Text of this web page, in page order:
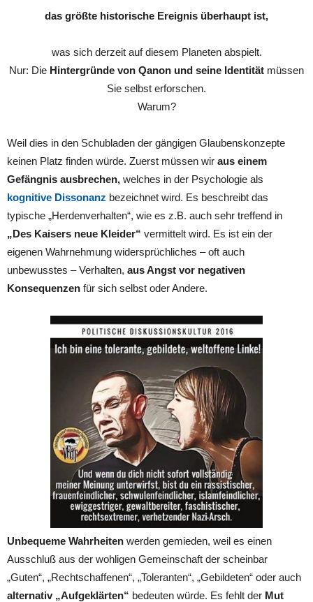
das größte historische Ereignis überhaupt ist,
was sich derzeit auf diesem Planeten abspielt.
Nur: Die Hintergründe von Qanon und seine Identität müssen
Sie selbst erforschen.
Warum?
Weil dies in den Schubladen der gängigen Glaubenskonzepte
keinen Platz finden würde. Zuerst müssen wir aus einem
Gefängnis ausbrechen, welches in der Psychologie als
kognitive Dissonanz bezeichnet wird. Es beschreibt das
typische „Herdenverhalten“, wie es z.B. auch sehr treffend in
„Des Kaisers neue Kleider“ vermittelt wird. Es ist ein der
eigenen Wahrnehmung widersprüchliches – oft auch
unbewusstes – Verhalten, aus Angst vor negativen
Konsequenzen für sich selbst oder Andere.
Unbequeme Wahrheiten werden gemieden, weil es einen
Ausschluß aus der wohligen Gemeinschaft der scheinbar
„Guten“, „Rechtschaffenen“, „Toleranten“, „Gebildeten“ oder auch
alternativ „Aufgeklärten“ bedeuten würde. Es fehlt der Mut